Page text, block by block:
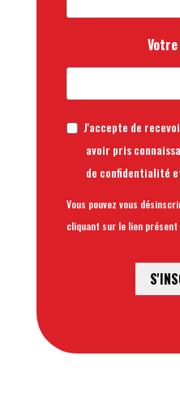
J'accepte de
avoir pris
de confidentialité
Vous pouvez vous
cliquant sur le lien présent